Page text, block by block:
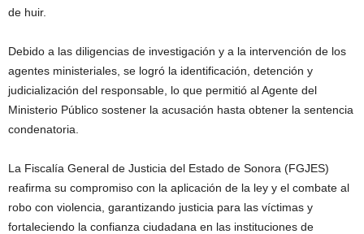
de huir.
Debido a las diligencias de investigación y a la intervención de los
agentes ministeriales, se logró la identificación, detención y
judicialización del responsable, lo que permitió al Agente del
Ministerio Público sostener la acusación hasta obtener la sentencia
condenatoria.
La Fiscalía General de Justicia del Estado de Sonora (FGJES)
reafirma su compromiso con la aplicación de la ley y el combate al
robo con violencia, garantizando justicia para las víctimas y
fortaleciendo la confianza ciudadana en las instituciones de